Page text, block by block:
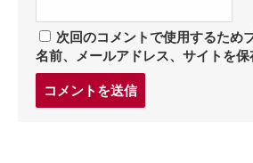
次回のコメントで使用するため
名前、メールアドレス、サイトを保